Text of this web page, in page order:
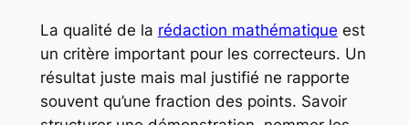
La qualité de la rédaction mathématique est
un critère important pour les correcteurs. Un
résultat juste mais mal justifié ne rapporte
souvent qu’une fraction des points. Savoir